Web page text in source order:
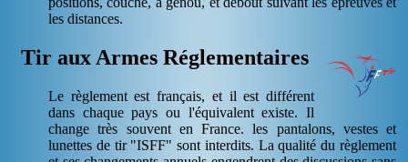
les distances.
Tir aux Armes Réglementaires
Le règlement est français, et il est différent
dans chaque pays ou l'équivalent existe. Il
change très souvent en France. les pantalons, vestes et
lunettes de tir "ISFF" sont interdits. La qualité du règlement